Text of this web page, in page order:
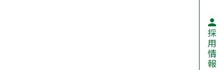
person
採用情報